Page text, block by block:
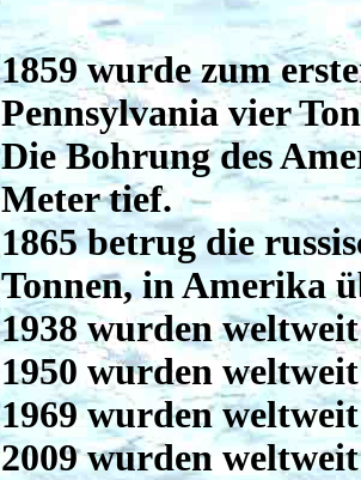
1859 wurde zum
Pennsylvania vier
Die Bohrung des
Meter tief.
1865 betrug die
Tonnen, in Amerika
1938 wurden
1950 wurden
1969 wurden
2009 wurden